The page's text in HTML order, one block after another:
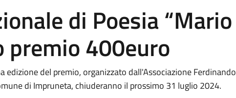
di Poesia “Mario
premio 400euro
edizione del premio, organizzato dall'Associazione Ferdinando
di Impruneta, chiuderanno il prossimo 31 luglio 2024.